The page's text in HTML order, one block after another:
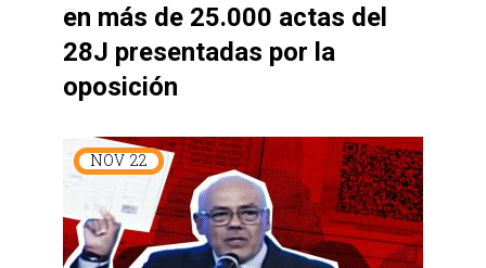
en más de 25.000 actas del
28J presentadas por la
oposición
NOV 22